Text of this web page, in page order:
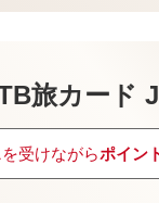
旅カード
を受けながらポイン